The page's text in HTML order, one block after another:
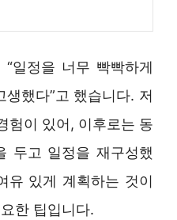
일정을 너무 빡빡하게
했다”고 했습니다. 저
험이 있어, 이후로는 동
두고 일정을 재구성했
유 있게 계획하는 것이
한 팁입니다.